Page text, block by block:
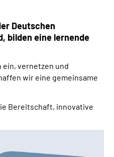
Deutschen
bilden eine lernende
ein, vernetzen und
wir eine gemeinsame
Bereitschaft, innovative